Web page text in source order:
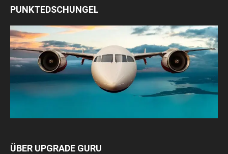
PUNKTEDSCHUNGEL
ÜBER UPGRADE GURU